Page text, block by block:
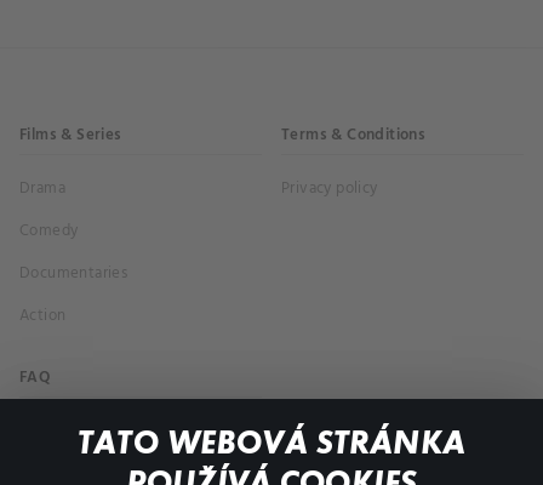
TATO WEBOVÁ STRÁNKA
Films & Series
Drama
Comedy
Documentaries
Action
Terms & Conditions
Privacy policy
FAQ
My profile